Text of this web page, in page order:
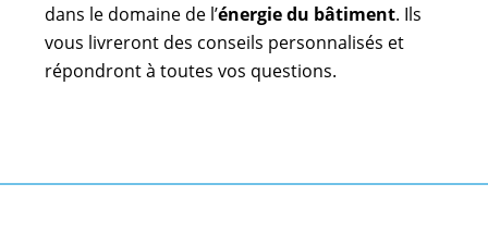
dans le domaine de l’énergie du bâtiment. Ils
vous livreront des conseils personnalisés et
répondront à toutes vos questions.